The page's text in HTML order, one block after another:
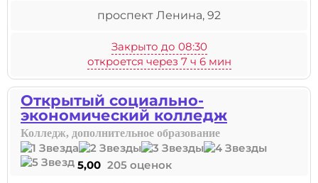
проспект Ленина, 92
Закрыто до 08:30
откроется через 7 ч 6 мин
Открытый социально-
экономический колледж
Колледж, дополнительное образование
5,00 205 оценок